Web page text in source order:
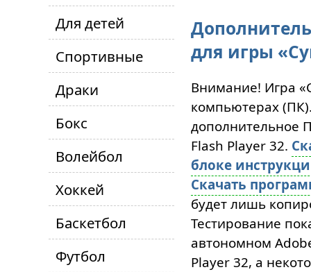
Для детей
Спортивные
Драки
Бокс
Волейбол
Хоккей
Баскетбол
Футбол
для игры
Внимание! Игра
компьютерах
дополнительное
Flash Player 32.
блоке
Скачать
будет лишь
Тестирование
автономном
Player 32, а